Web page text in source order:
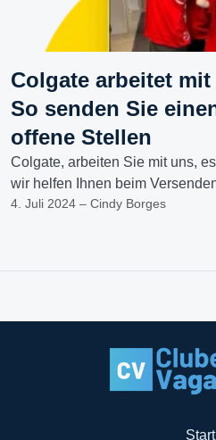
Colgate arbeitet
So senden Sie
offene Stellen
Colgate, arbeiten Sie mit uns,
wir helfen Ihnen beim
4. Juli 2024 – Cindy Borges
Start